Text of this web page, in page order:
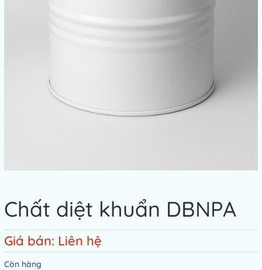
Chất diệt khuẩn DBNPA
Giá bán: Liên hệ
Còn hàng